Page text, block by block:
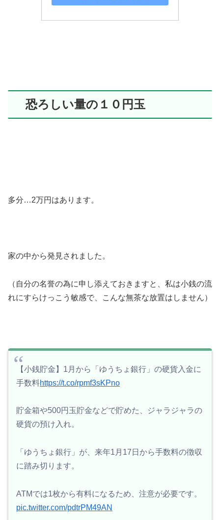
恐ろしい量の１０円玉
多分…2万円はあります。
家の中から発見されました。
（自分の名誉の為に申し添えておきますと、私は小銭の流
れにすらけっこう敏感で、こんな無茶な放置はしません）
【小銭貯金】1月から「ゆうちょ銀行」の硬貨入金に
手数料https://t.co/rpmf3sKPno
貯金箱や500円玉貯金などで貯めた、ジャラジャラの
硬貨の預け入れ。
「ゆうちょ銀行」が、来年1月17日から手数料の徴収
に踏み切ります。
ATMでは1枚から有料になるため、注意が必要です。
pic.twitter.com/pdtrPM49AN